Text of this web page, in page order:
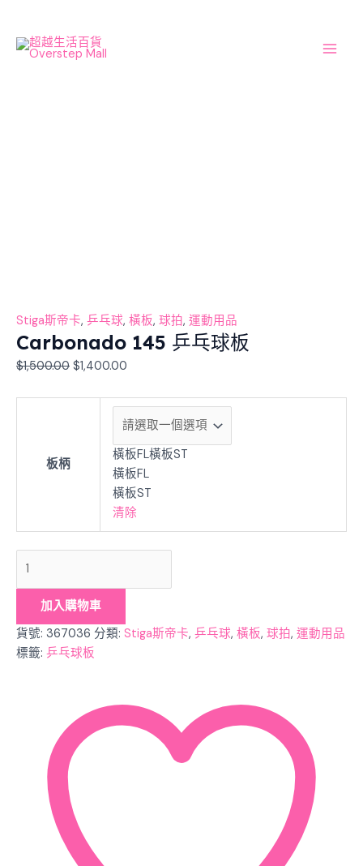
content
Stiga斯帝卡, 乒乓球, 橫板, 球拍, 運動用品
Carbonado 145 乒乓球板
$1,500.00
was:
$1,400.00
板柄
橫板FL橫板ST
橫板FL
橫板ST
清除
乒
加入購物車
貨號: 367036 分類: Stiga斯帝卡, 乒乓球, 橫板, 球拍, 運動用品
標籤: 乒乓球板